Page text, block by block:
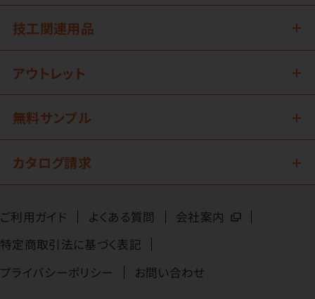
技工関連用品
アウトレット
無料サンプル
カタログ請求
ご利用ガイド よくある質問
会社案内
特定商取引法に基づく表記
プライバシーポリシー
お問い合わせ